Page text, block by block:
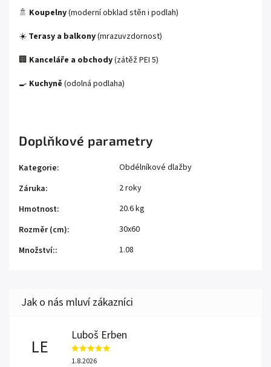
🚿 Koupelny(moderní obklad stěn i podlah)
☀️ Terasy a balkony(mrazuvzdornost)
🏢 Kanceláře a obchody(zátěž PEI 5)
🍳 Kuchyně (odolná podlaha)
Doplňkové parametry
Kategorie:
Obdélníkové dlažby
Záruka:
2 roky
Hmotnost:
20.6 kg
Rozměr (cm):
30x60
Množství:: 1.08
LE
Luboš Erben
1.8.2026